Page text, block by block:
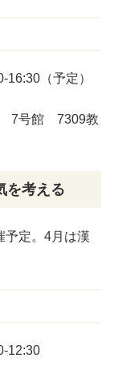
16:30（予定）
7号館 7309教
を考える
予定。4月は漢
12:30